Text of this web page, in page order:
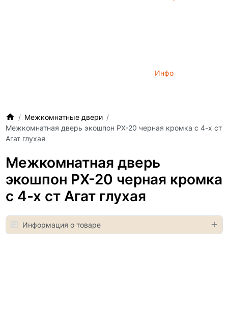
Инфо
Межкомнатные двери
Межкомнатная дверь экошпон PX-20 черная кромка с 4-х ст
Агат глухая
Межкомнатная дверь
экошпон PX-20 черная кромка
с 4-х ст Агат глухая
Информация о товаре